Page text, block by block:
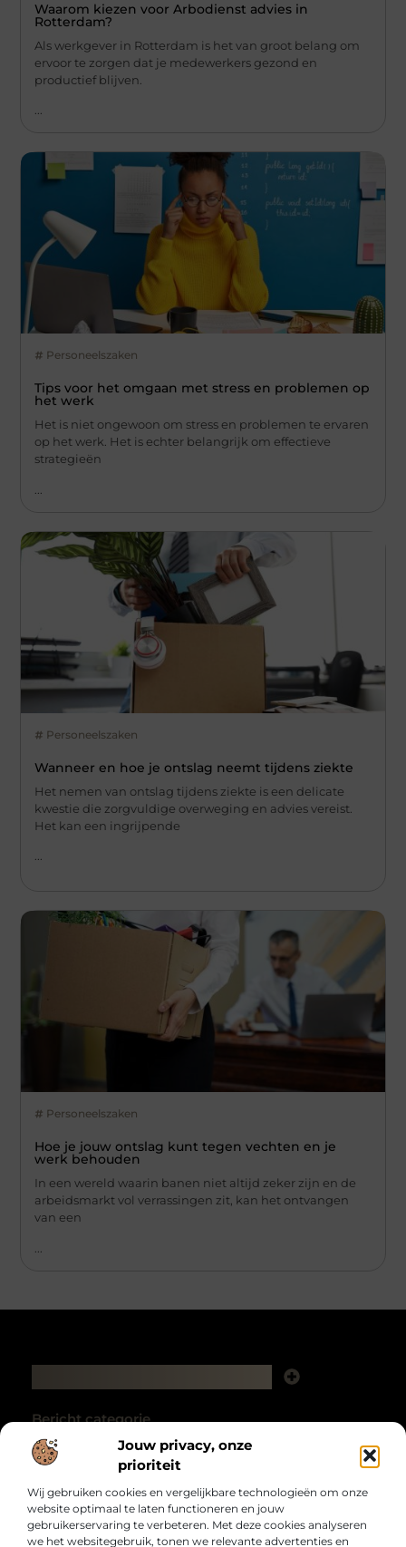
Jouw privacy, onze
prioriteit
Wij gebruiken cookies en vergelijkbare technologieën om onze
website optimaal te laten functioneren en jouw
gebruikerservaring te verbeteren. Met deze cookies analyseren
we het websitegebruik, tonen we relevante advertenties en
Waarom kiezen voor Arbodienst advies in
Rotterdam?
Als werkgever in Rotterdam is het van groot belang om
ervoor te zorgen dat je medewerkers gezond en
productief blijven.
...
Personeelszaken
Tips voor het omgaan met stress en problemen op
het werk
Het is niet ongewoon om stress en problemen te ervaren
op het werk. Het is echter belangrijk om effectieve
strategieën
Personeelszaken
Wanneer en hoe je ontslag neemt tijdens ziekte
Het nemen van ontslag tijdens ziekte is een delicate
kwestie die zorgvuldige overweging en advies vereist.
Het kan een ingrijpende
...
Personeelszaken
Hoe je jouw ontslag kunt tegen vechten en je
werk behouden
In een wereld waarin banen niet altijd zeker zijn en de
arbeidsmarkt vol verrassingen zit, kan het ontvangen
van een
Bericht categorie